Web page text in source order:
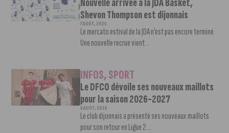
Nouvelle arrivée à la JDA Basket,
Shevon Thompson est dijonnais
7 AOÛT, 2026
Le mercato estival de la JDA n’est pas encore terminé.
Une nouvelle recrue vient...
INFOS,SPORT
Le DFCO dévoile ses nouveaux maillots
pour la saison 2026-2027
6 AOÛT, 2026
Le club dijonnais a présenté ses nouveaux maillots
pour son retour en Ligue 2....